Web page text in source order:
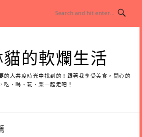
的軟爛生活
的人共度時光中找到的！跟著我享受美食，開心的
吃、喝、玩、樂一起走吧！